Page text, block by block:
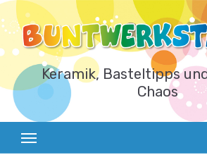
Zum
Inhalt
springen
Keramik, Basteltipps
Chaos